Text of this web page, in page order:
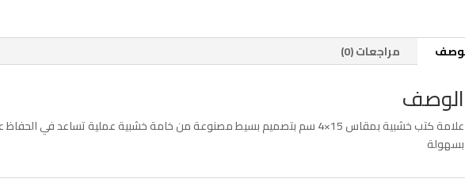
مراجعات (0)
الوصف
علامة كتب خشبية بمقاس 15×4 سم بتصميم بسيط مصنوعة من خامة خشبية عملية تساعد في
بسهولة